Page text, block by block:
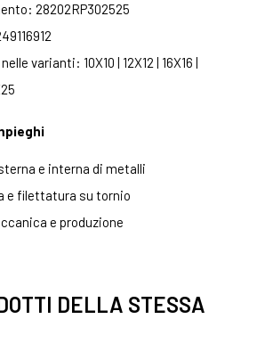
28202RP302525
varianti: 10X10 | 12X12 | 16X16 |
e interna di metalli
e filettatura su tornio
e produzione
DELLA STESSA